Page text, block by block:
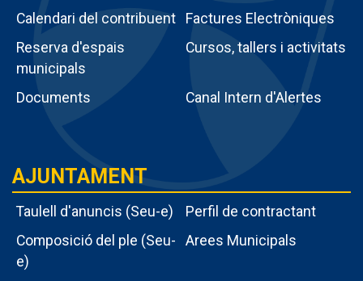
Menú
intern
tràmits
Calendari del contribuent
Factures Electròniques
Reserva d'espais
municipals
Cursos, tallers i activitats
Documents Canal Intern d'Alertes
AJUNTAMENT
Taulell d'anuncis (Seu-e)
Perfil de contractant
Composició del ple (Seu-
e)
Arees Municipals